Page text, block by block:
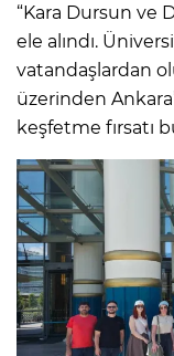
“Kara Dursun ve
ele alındı.
vatandaşlardan
üzerinden
keşfetme fırsatı